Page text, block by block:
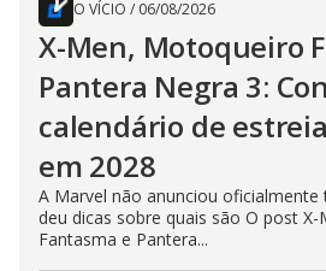
O VÍCIO / 06/08/2026
X-Men, Motoqueiro
Pantera Negra 3:
calendário de
em 2028
A Marvel não anunciou oficialmente
deu dicas sobre quais são O post
Fantasma e Pantera...